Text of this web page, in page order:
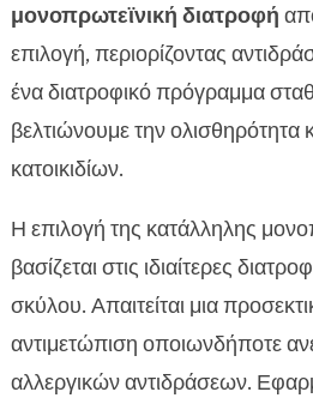
μονοπρωτεϊνική διατροφή
επιλογή, περιορίζοντας
ένα διατροφικό πρόγραμμα
βελτιώνουμε την ολισθηρότητα
κατοικιδίων.
Η επιλογή της κατάλληλης
βασίζεται στις ιδιαίτερες
σκύλου. Απαιτείται μια
αντιμετώπιση οποιωνδήποτε
αλλεργικών αντιδράσεων.